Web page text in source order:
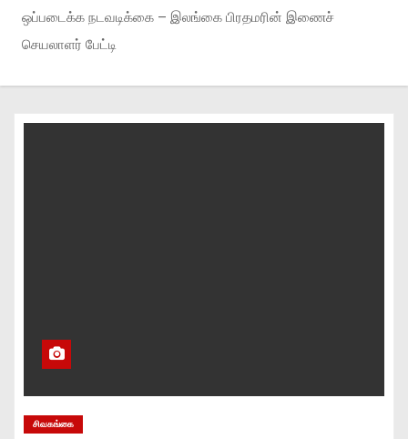
ஒப்படைக்க நடவடிக்கை – இலங்கை பிரதமரின் இணைச்
செயலாளர் பேட்டி
சிவகங்கை